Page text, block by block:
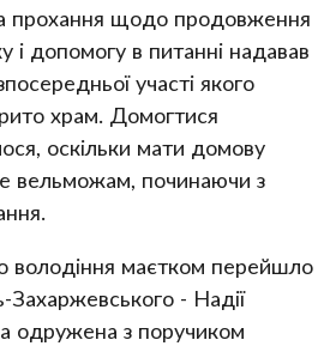
прохання щодо продовження
і допомогу в питанні надавав
участі якого
храм. Домогтися
оскільки мати домову
вельможам, починаючи з
володіння маєтком перейшло
- Надії
одружена з поручиком